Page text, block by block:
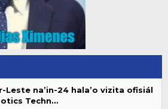
na’in-24 hala’o vizita ofisiál
Techn…